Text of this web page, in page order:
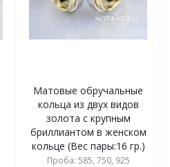
Матовые обручальные
кольца из двух видов
золота с крупным
бриллиантом в женском
кольце (Вес пары:16 гр.)
Проба: 585, 750, 925